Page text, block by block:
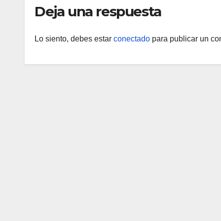
Deja una respuesta
Lo siento, debes estar conectado para publicar un